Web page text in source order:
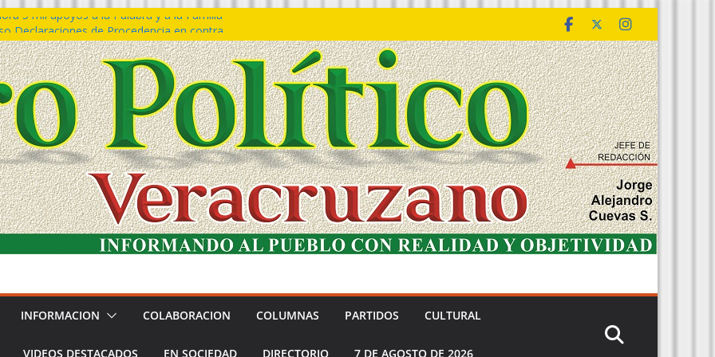
5 mil apoyos a la Palabra y a la Familia
Declaraciones de Procedencia en contra
𝙂𝙤𝙗𝙞𝙚𝙧𝙣𝙤 𝙙𝙚𝙡 𝙀𝙨𝙩𝙖𝙙𝙤 𝙖 𝙙𝙞𝙨𝙛𝙧𝙪𝙩𝙖𝙧
𝙙𝙚𝙡 𝙈𝙖𝙧 𝙚𝙣 𝘾𝙤𝙖𝙩𝙯𝙖𝙘𝙤𝙖𝙡𝙘𝙤𝙨
de policías con vocación de servicio y
SSP
rechaza acusaciones y asegura que
solicitud de desafuero
INFORMACION COLABORACION COLUMNAS PARTIDOS CULTURAL
VIDEOS DESTACADOS EN SOCIEDAD DIRECTORIO 7 DE AGOSTO DE 2026